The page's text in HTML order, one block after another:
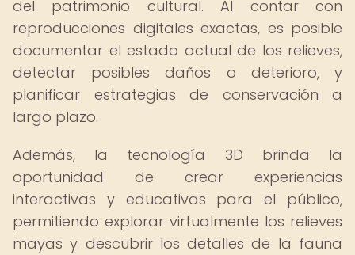
del patrimonio cultural. Al contar con
reproducciones digitales exactas, es posible
documentar el estado actual de los relieves,
detectar posibles daños o deterioro, y
planificar estrategias de conservación a
largo plazo.
Además, la tecnología 3D brinda la
oportunidad de crear experiencias
interactivas y educativas para el público,
permitiendo explorar virtualmente los relieves
mayas y descubrir los detalles de la fauna